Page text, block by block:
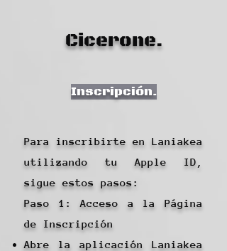
Cicerone.
Inscripción.
Para inscribirte en Laniakea
utilizando tu Apple ID,
sigue estos pasos:
Paso 1: Acceso a la Página
de Inscripción
Abre la aplicación Laniakea